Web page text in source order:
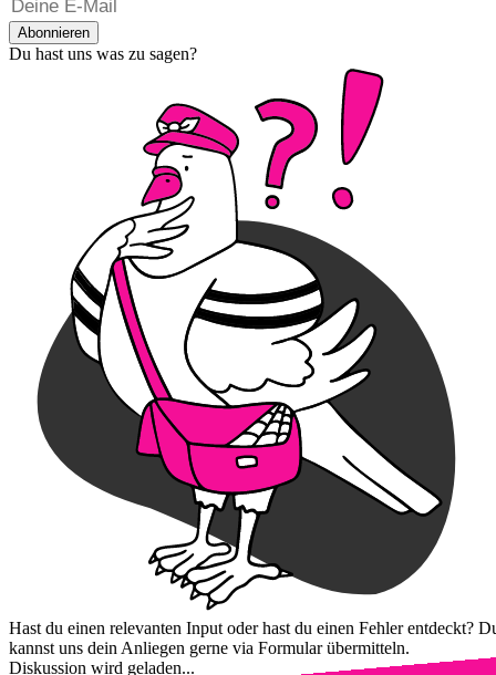
Abonnieren
Du hast uns was zu sagen?
Hast du einen relevanten Input oder hast du einen Fehler entdeckt?
kannst uns dein Anliegen gerne via Formular übermitteln.
Diskussion wird geladen...